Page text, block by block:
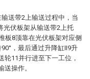
送带2上输送过程中，当
光伏板架从输送带2上托
板8顶靠在光伏板架对应侧
，最后通过升降缸II9升
11并行进至下一工位，
操作。